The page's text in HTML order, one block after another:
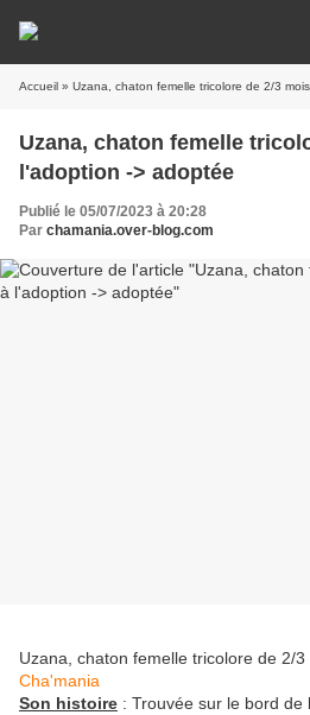
Accueil » Uzana, chaton femelle tricolore de 2/3
Uzana, chaton femelle
l'adoption -> adoptée
Publié le 05/07/2023 à 20:28
Par chamania.over-blog.com
Uzana, chaton femelle tricolore de 2/
Cha'mania
Son histoire : Trouvée sur le bord